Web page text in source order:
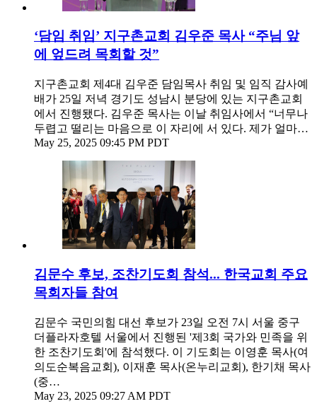
‘담임 취임’ 지구촌교회 김우준 목사 “주님 앞
에 엎드려 목회할 것”
지구촌교회 제4대 김우준 담임목사 취임 및 임직 감사예
배가 25일 저녁 경기도 성남시 분당에 있는 지구촌교회
에서 진행됐다. 김우준 목사는 이날 취임사에서 “너무나
두렵고 떨리는 마음으로 이 자리에 서 있다. 제가 얼마…
May 25, 2025 09:45 PM PDT
김문수 후보, 조찬기도회 참석... 한국교회 주요
목회자들 참여
김문수 국민의힘 대선 후보가 23일 오전 7시 서울 중구
더플라자호텔 서울에서 진행된 '제3회 국가와 민족을 위
한 조찬기도회'에 참석했다. 이 기도회는 이영훈 목사(여
의도순복음교회), 이재훈 목사(온누리교회), 한기채 목사
(중…
May 23, 2025 09:27 AM PDT